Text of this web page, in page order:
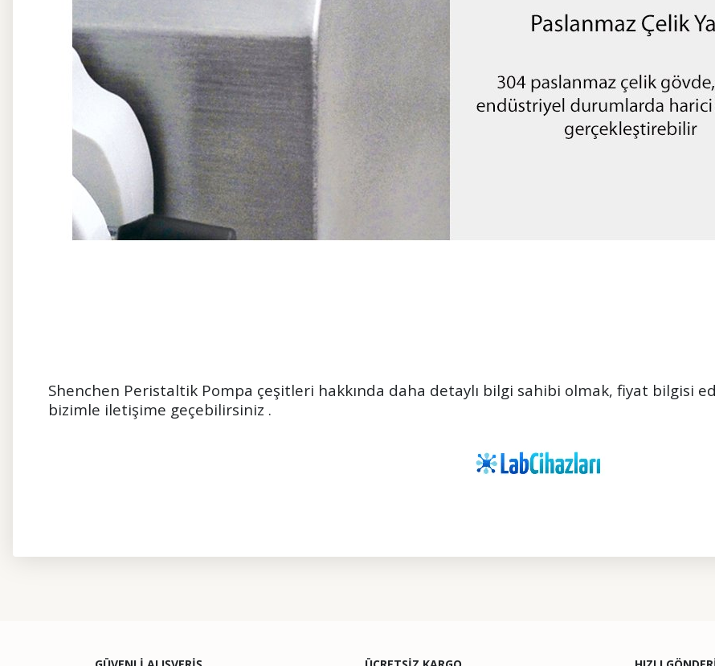
Shenchen Peristaltik Pompa çeşitleri hakkında daha detaylı bilgi sahibi olmak, fiyat bilgisi
bizimle iletişime geçebilirsiniz .